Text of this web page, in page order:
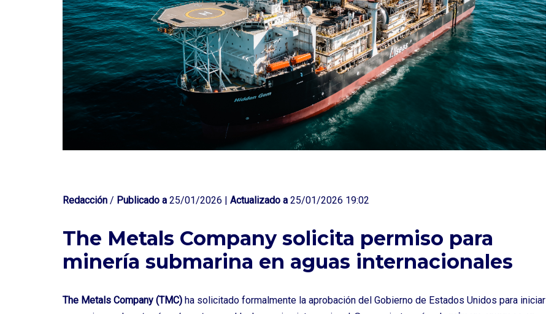
Redacción / Publicado a 25/01/2026 | Actualizado a 25/01/2026 19:02
The Metals Company solicita permiso para
minería submarina en aguas internacionales
The Metals Company (TMC) ha solicitado formalmente la aprobación del Gobierno de Estados Unidos para iniciar